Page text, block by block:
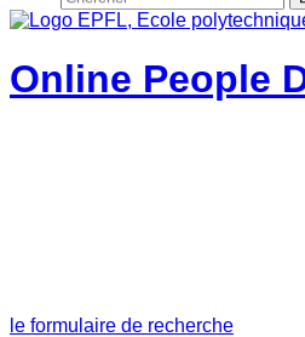
Online People
le formulaire de recherche